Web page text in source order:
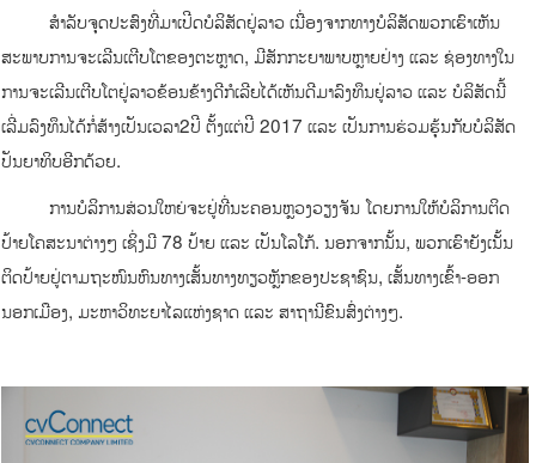
ສໍາລັບຈຸດປະສົງທີ່ມາເປີດບໍລິສັດຢູ່ລາວ ເນື່ອງຈາກທາງບໍລິສັດພວກເຮົາເຫັນ
ສະພາບການຈະເລີນເຕີບໂຕຂອງຕະຫຼາດ, ມີສັກກະຍາພາບຫຼາຍຢ່າງ ແລະ ຊ່ອງທາງໃນ
ການຈະເລີນເຕີບໂຕຢູ່ລາວຂ້ອນຂ້າງດີກໍເລີຍໄດ້ເຫັນດີມາລົງທຶນຢູ່ລາວ ແລະ ບໍລິສັດນີ້
ເລີ່ມລົງທຶນໄດ້ກໍ່ສ້າງເປັນເວລາ2ປີ ຕັ້ງແຕ່ປີ 2017 ແລະ ເປັນການຮ່ວມຮຸ້ນກັບບໍລິສັດ
ປັນຍາທິບອີກດ້ວຍ.
ການບໍລິການສ່ວນໃຫຍ່ຈະຢູ່ທີ່ນະຄອນຫຼວງວຽງຈັນ ໂດຍການໃຫ້ບໍລິການຕິດ
ປ້າຍໂຄສະນາຕ່າງໆ ເຊິ່ງມີ 78 ປ້າຍ ແລະ ເປັນໂລໂກ້. ນອກຈາກນັ້ນ, ພວກເຮົາຍັງເນັ້ນ
ຕິດປ້າຍຢູ່ຕາມຖະໜົນຫົນທາງເສັ້ນທາງທຽວຫຼັກຂອງປະຊາຊົນ, ເສັ້ນທາງເຂົ້າ-ອອກ
ນອກເມືອງ, ມະຫາວິທະຍາໄລແຫ່ງຊາດ ແລະ ສາຖານີຂົນສົ່ງຕ່າງໆ.